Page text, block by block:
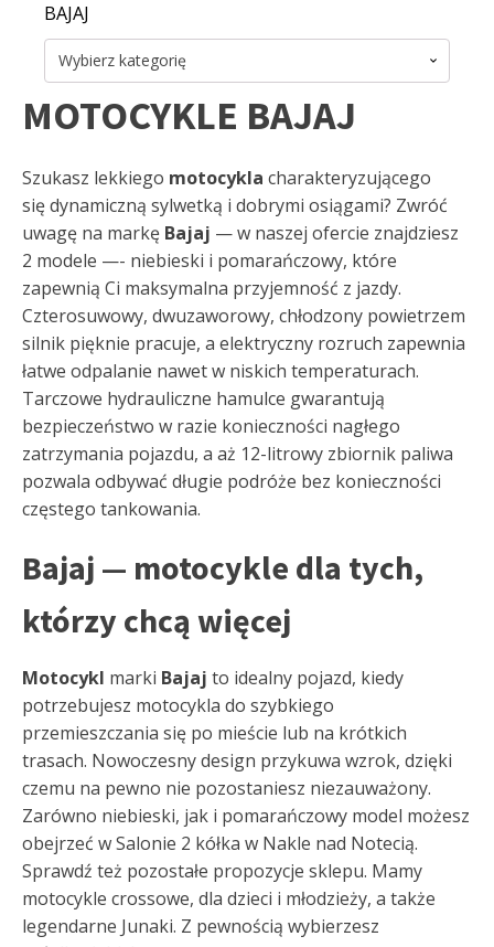
BAJAJ
Wybierz kategorię
MOTOCYKLE BAJAJ
Szukasz lekkiego motocykla charakteryzującego
się dynamiczną sylwetką i dobrymi osiągami? Zwróć
uwagę na markę Bajaj — w naszej ofercie znajdziesz
2 modele —- niebieski i pomarańczowy, które
zapewnią Ci maksymalna przyjemność z jazdy.
Czterosuwowy, dwuzaworowy, chłodzony powietrzem
silnik pięknie pracuje, a elektryczny rozruch zapewnia
łatwe odpalanie nawet w niskich temperaturach.
Tarczowe hydrauliczne hamulce gwarantują
bezpieczeństwo w razie konieczności nagłego
zatrzymania pojazdu, a aż 12-litrowy zbiornik paliwa
pozwala odbywać długie podróże bez konieczności
częstego tankowania.
Bajaj — motocykle dla tych,
którzy chcą więcej
Motocykl marki Bajaj to idealny pojazd, kiedy
potrzebujesz motocykla do szybkiego
przemieszczania się po mieście lub na krótkich
trasach. Nowoczesny design przykuwa wzrok, dzięki
czemu na pewno nie pozostaniesz niezauważony.
Zarówno niebieski, jak i pomarańczowy model możesz
obejrzeć w Salonie 2 kółka w Nakle nad Notecią.
Sprawdź też pozostałe propozycje sklepu. Mamy
motocykle crossowe, dla dzieci i młodzieży, a także
legendarne Junaki. Z pewnością wybierzesz